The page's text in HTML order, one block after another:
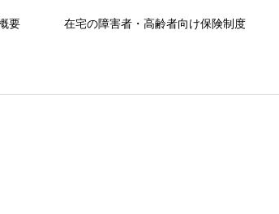
要 在宅の障害者・高齢者向け保険制度